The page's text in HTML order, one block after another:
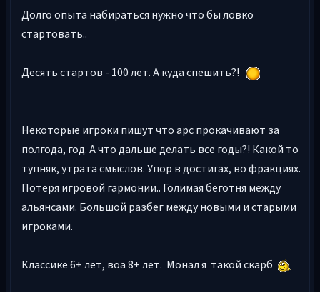
Долго опыта набираться нужно что бы ловко
стартовать..
Десять стартов - 100 лет. А куда спешить?!
Некоторые игроки пишут что арс прокачивают за
полгода, год. А что дальше делать все годы?! Какой то
тупняк, утрата смыслов. Упор в достигах, во фракциях.
Потеря игровой гармонии.. Голимая беготня между
альянсами. Большой разбег между новыми и старыми
игроками.
Классике 6+ лет, воа 8+ лет. Монал я такой скарб